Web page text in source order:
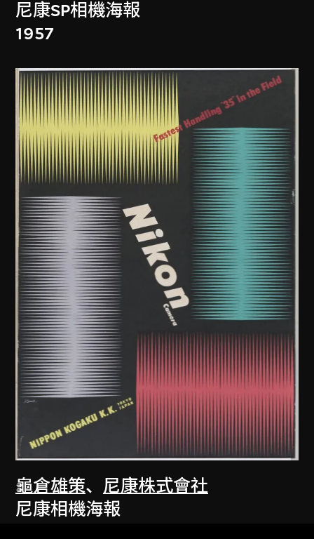
尼康SP相機海報
1957
龜倉雄策、 尼康株式會社
尼康相機海報